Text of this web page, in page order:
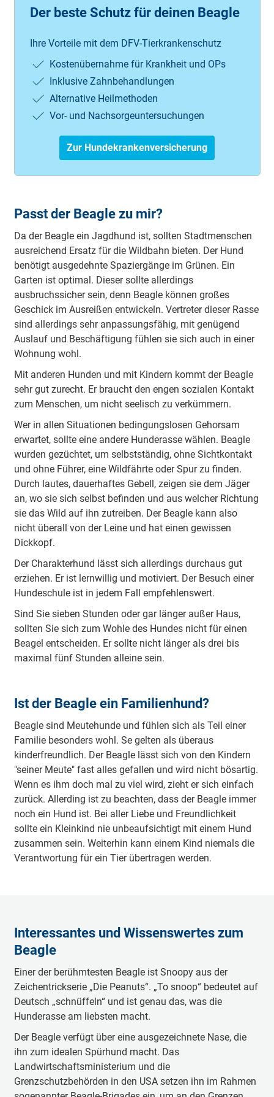
Der beste Schutz für deinen Beagle
Ihre Vorteile mit dem DFV-Tierkrankenschutz
Kostenübernahme für Krankheit und OPs
Inklusive Zahnbehandlungen
Alternative Heilmethoden
Vor- und Nachsorgeuntersuchungen
Zur Hundekrankenversicherung
Passt der Beagle zu mir?
Da der Beagle ein Jagdhund ist, sollten Stadtmenschen
ausreichend Ersatz für die Wildbahn bieten. Der Hund
benötigt ausgedehnte Spaziergänge im Grünen. Ein
Garten ist optimal. Dieser sollte allerdings
ausbruchssicher sein, denn Beagle können großes
Geschick im Ausreißen entwickeln. Vertreter dieser Rasse
sind allerdings sehr anpassungsfähig, mit genügend
Auslauf und Beschäftigung fühlen sie sich auch in einer
Wohnung wohl.
Mit anderen Hunden und mit Kindern kommt der Beagle
sehr gut zurecht. Er braucht den engen sozialen Kontakt
zum Menschen, um nicht seelisch zu verkümmern.
Wer in allen Situationen bedingungslosen Gehorsam
erwartet, sollte eine andere Hunderasse wählen. Beagle
wurden gezüchtet, um selbstständig, ohne Sichtkontakt
und ohne Führer, eine Wildfährte oder Spur zu finden.
Durch lautes, dauerhaftes Gebell, zeigen sie dem Jäger
an, wo sie sich selbst befinden und aus welcher Richtung
sie das Wild auf ihn zutreiben. Der Beagle kann also
nicht überall von der Leine und hat einen gewissen
Dickkopf.
Der Charakterhund lässt sich allerdings durchaus gut
erziehen. Er ist lernwillig und motiviert. Der Besuch einer
Hundeschule ist in jedem Fall empfehlenswert.
Sind Sie sieben Stunden oder gar länger außer Haus,
sollten Sie sich zum Wohle des Hundes nicht für einen
Beagel entscheiden. Er sollte nicht länger als drei bis
maximal fünf Stunden alleine sein.
Ist der Beagle ein Familienhund?
Beagle sind Meutehunde und fühlen sich als Teil einer
Familie besonders wohl. Se gelten als überaus
kinderfreundlich. Der Beagle lässt sich von den Kindern
"seiner Meute" fast alles gefallen und wird nicht bösartig.
Wenn es ihm doch mal zu viel wird, zieht er sich einfach
zurück. Allerding ist zu beachten, dass der Beagle immer
noch ein Hund ist. Bei aller Liebe und Freundlichkeit
sollte ein Kleinkind nie unbeaufsichtigt mit einem Hund
zusammen sein. Weiterhin kann einem Kind niemals die
Verantwortung für ein Tier übertragen werden.
Interessantes und Wissenswertes zum
Beagle
Einer der berühmtesten Beagle ist Snoopy aus der
Zeichentrickserie „Die Peanuts“. „To snoop“ bedeutet auf
Deutsch „schnüffeln“ und ist genau das, was die
Hunderasse am liebsten macht.
Der Beagle verfügt über eine ausgezeichnete Nase, die
ihn zum idealen Spürhund macht. Das
Landwirtschaftsministerium und die
Grenzschutzbehörden in den USA setzen ihn im Rahmen